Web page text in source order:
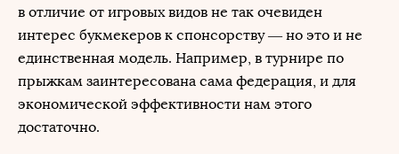
в отличие от игровых видов не так очевиден
интерес букмекеров к спонсорству — но это и не
единственная модель. Например, в турнире по
прыжкам заинтересована сама федерация, и для
экономической эффективности нам этого
достаточно.